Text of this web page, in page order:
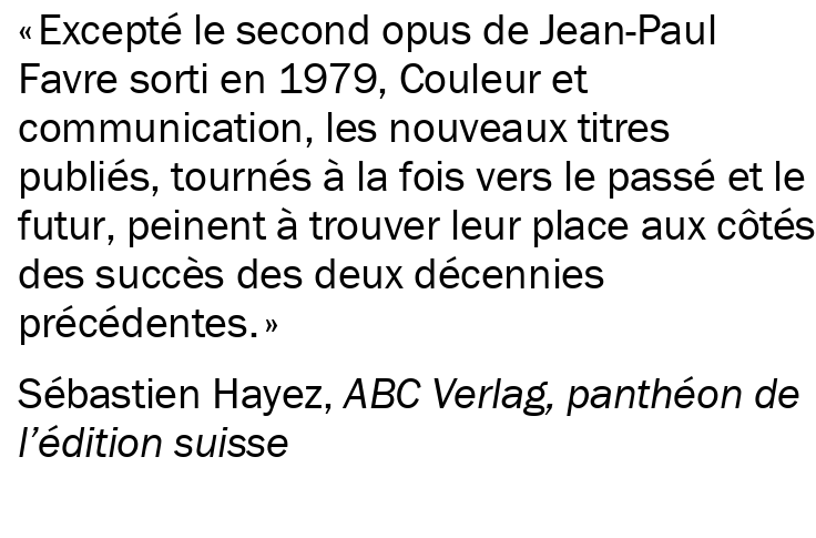
Excepté le second opus de Jean-Paul
Favre sorti en 1979, Couleur et
communication, les nouveaux titres
publiés, tournés à la fois vers le passé et le
futur, peinent à trouver leur place aux côtés
des succès des deux décennies
précédentes.
Sébastien Hayez,ABC Verlag, panthéon de
l’édition suisse